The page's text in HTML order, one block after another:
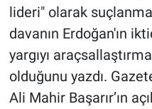
lideri" olarak
davanın Erdoğan'ın
yargıyı
olduğunu yazdı.
Ali Mahir Başarır’ın